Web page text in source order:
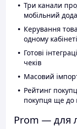
Три канали
мобільний
Керування
одному кабінеті
Готові
чеків
Масовий
Рейтинг
покупця ще до
Prom — для